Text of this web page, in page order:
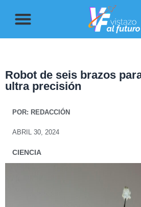
Robot de seis brazos
ultra precisión
POR: REDACCIÓN
ABRIL 30, 2024
CIENCIA